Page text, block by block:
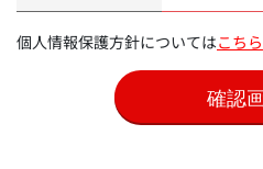
個人情報保護方針についてはこちら